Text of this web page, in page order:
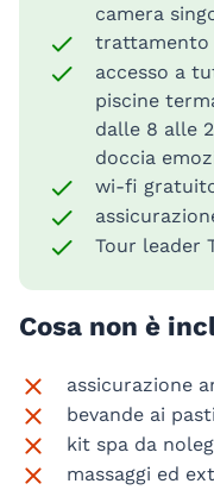
camera
trattamento
accesso a
piscine
dalle 8 alle
doccia
wi-fi
Tour leader
Cosa non è
assicurazione
bevande ai pasti
kit spa da
massaggi ed